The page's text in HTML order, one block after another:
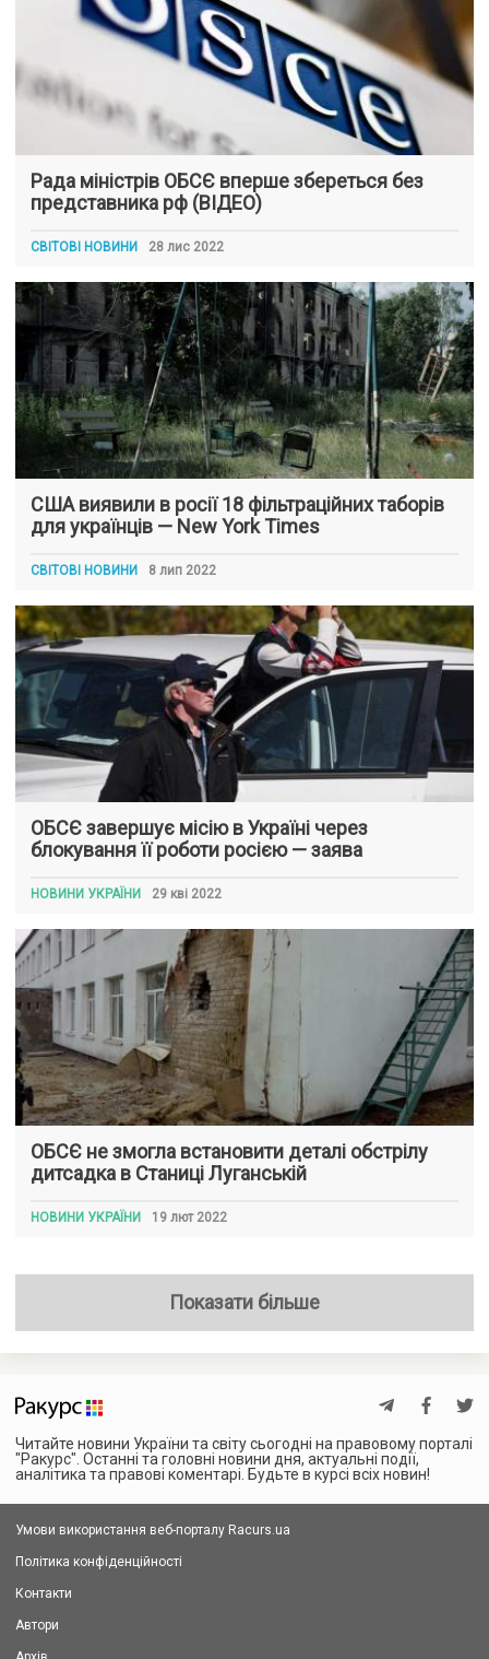
Рада міністрів ОБСЄ вперше збереться без
представника рф (ВІДЕО)
СВІТОВІ НОВИНИ 28 лис 2022
США виявили в росії 18 фільтраційних таборів
для українців — New York Times
СВІТОВІ НОВИНИ 8 лип 2022
ОБСЄ завершує місію в Україні через
блокування її роботи росією — заява
НОВИНИ УКРАЇНИ 29 кві 2022
ОБСЄ не змогла встановити деталі обстрілу
дитсадка в Станиці Луганській
НОВИНИ УКРАЇНИ 19 лют 2022
Показати більше
Читайте новини України та світу сьогодні на правовому порталі
"Ракурс". Останні та головні новини дня, актуальні події,
аналітика та правові коментарі. Будьте в курсі всіх новин!
Умови використання веб-порталу Racurs.ua
Політика конфіденційності
Контакти
Автори